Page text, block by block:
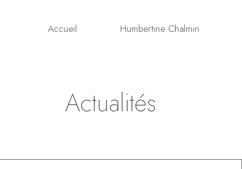
Accueil Humbertine Chalmin
Actualités